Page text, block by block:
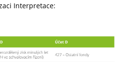
Interpretace: